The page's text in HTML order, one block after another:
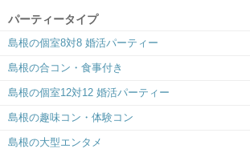
パーティータイプ
島根の個室8対8 婚活パーティー
島根の合コン・食事付き
島根の個室12対12 婚活パーティー
島根の趣味コン・体験コン
島根の大型エンタメ